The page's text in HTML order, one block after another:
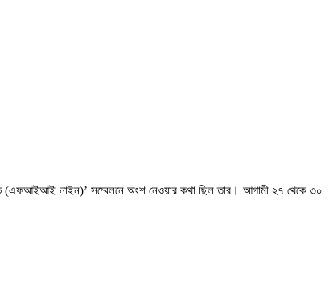
(এফআইআই নাইন)’ সম্মেলনে অংশ নেওয়ার কথা ছিল তার। আগামী ২৭ থেকে ৩০